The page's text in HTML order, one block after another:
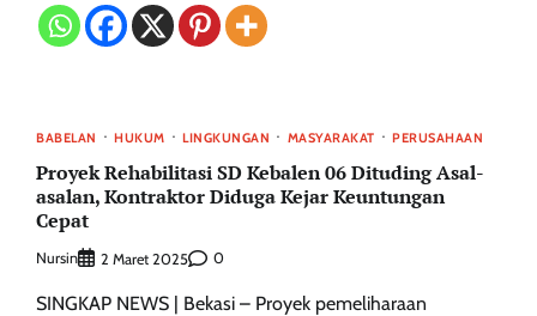
BABELAN HUKUM LINGKUNGAN MASYARAKAT PERUSAHAAN
Proyek Rehabilitasi SD Kebalen 06 Dituding Asal-
asalan, Kontraktor Diduga Kejar Keuntungan
Cepat
Nursin 2 Maret 2025 0
SINGKAP NEWS | Bekasi – Proyek pemeliharaan